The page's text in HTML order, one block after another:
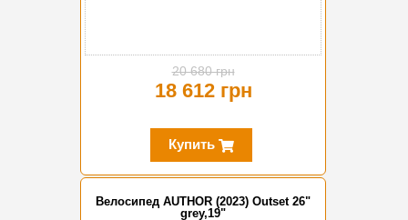
20 680 грн
18 612 грн
Купить
Велосипед AUTHOR (2023) Outset 26"
grey,19"